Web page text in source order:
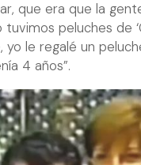
que era que la
peluches de
yo le regalé un
4 años”.